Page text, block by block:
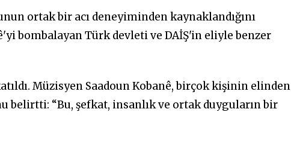
ortak bir acı deneyiminden kaynaklandığını
bombalayan Türk devleti ve DAİŞ'in eliyle benzer
Müzisyen Saadoun Kobanê, birçok kişinin elinden
belirtti: “Bu, şefkat, insanlık ve ortak duyguların bir